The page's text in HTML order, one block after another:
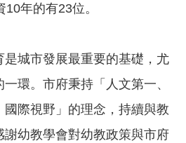
年的有23位。
城市發展最重要的基礎，尤
環。市府秉持「人文第一、
際視野」的理念，持續與教
幼教學會對幼教政策與市府